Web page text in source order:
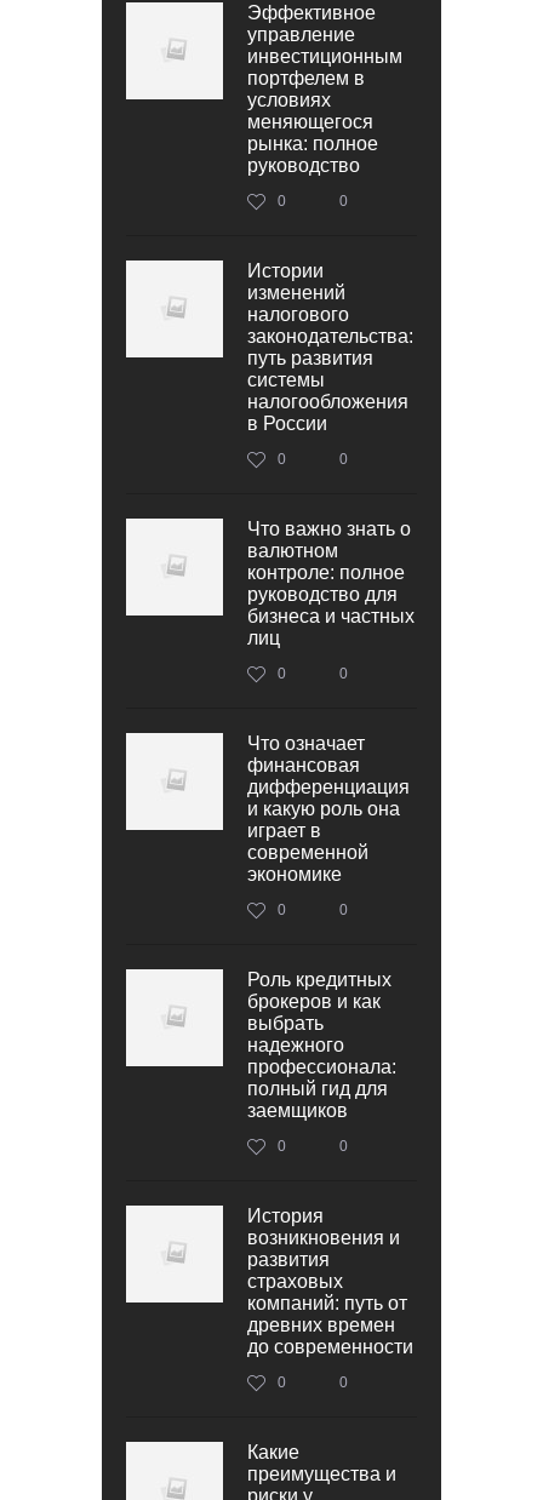
Эффективное
управление
инвестиционным
портфелем в
условиях
меняющегося
рынка: полное
руководство
0 0
Истории
изменений
налогового
законодательства:
путь развития
системы
налогообложения
в России
0 0
Что важно знать о
валютном
контроле: полное
руководство для
бизнеса и частных
лиц
0 0
Что означает
финансовая
дифференциация
и какую роль она
играет в
современной
экономике
0 0
Роль кредитных
брокеров и как
выбрать
надежного
профессионала:
полный гид для
заемщиков
0 0
История
возникновения и
развития
страховых
компаний: путь от
древних времен
до современности
0 0
Какие
преимущества и
риски у